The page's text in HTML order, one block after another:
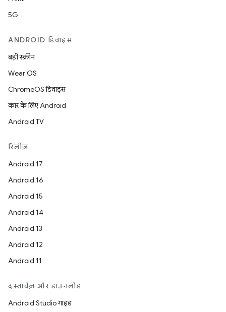
5G
ANDROID डिवाइस
बड़ी स्क्रीन
Wear OS
ChromeOS डिवाइस
कार के लिए Android
Android TV
रिलीज़
Android 17
Android 16
Android 15
Android 14
Android 13
Android 12
Android 11
दस्तावेज़ और डाउनलोड
Android Studio गाइड